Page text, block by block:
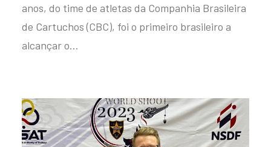
anos, do time de atletas da Companhia Brasileira
de Cartuchos (CBC), foi o primeiro brasileiro a
alcançar o…